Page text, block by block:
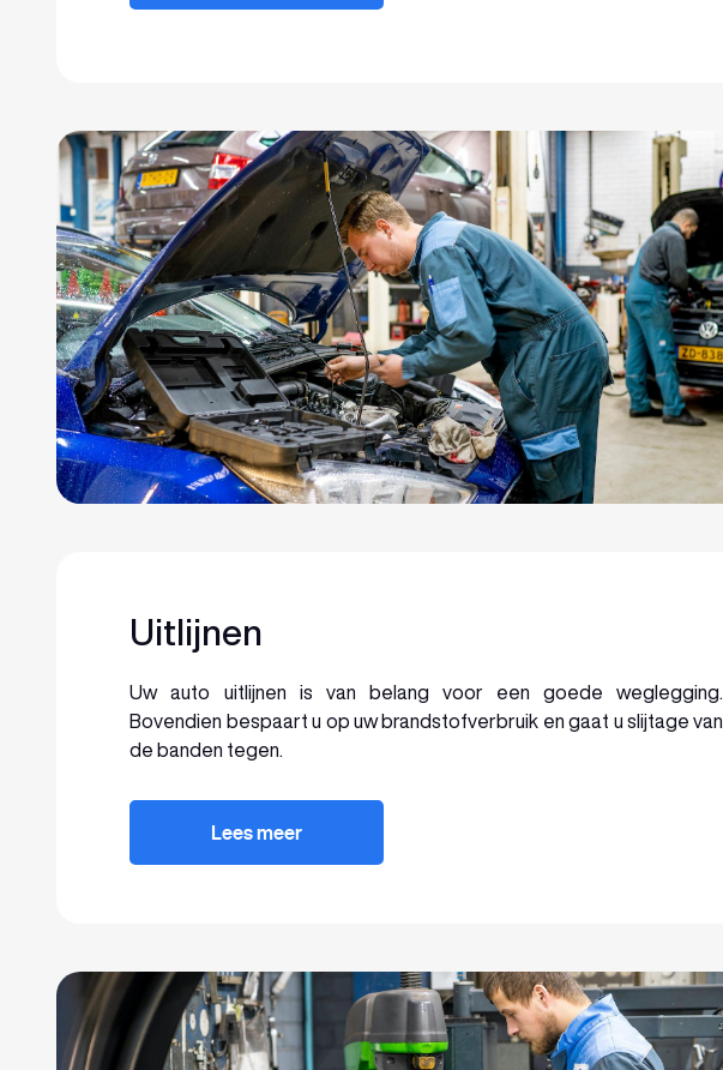
Uitlijnen
Uw auto uitlijnen is van belang voor een goede weglegging.
Bovendien bespaart u op uw brandstofverbruik en gaat u slijtage van
de banden tegen.
Lees meer